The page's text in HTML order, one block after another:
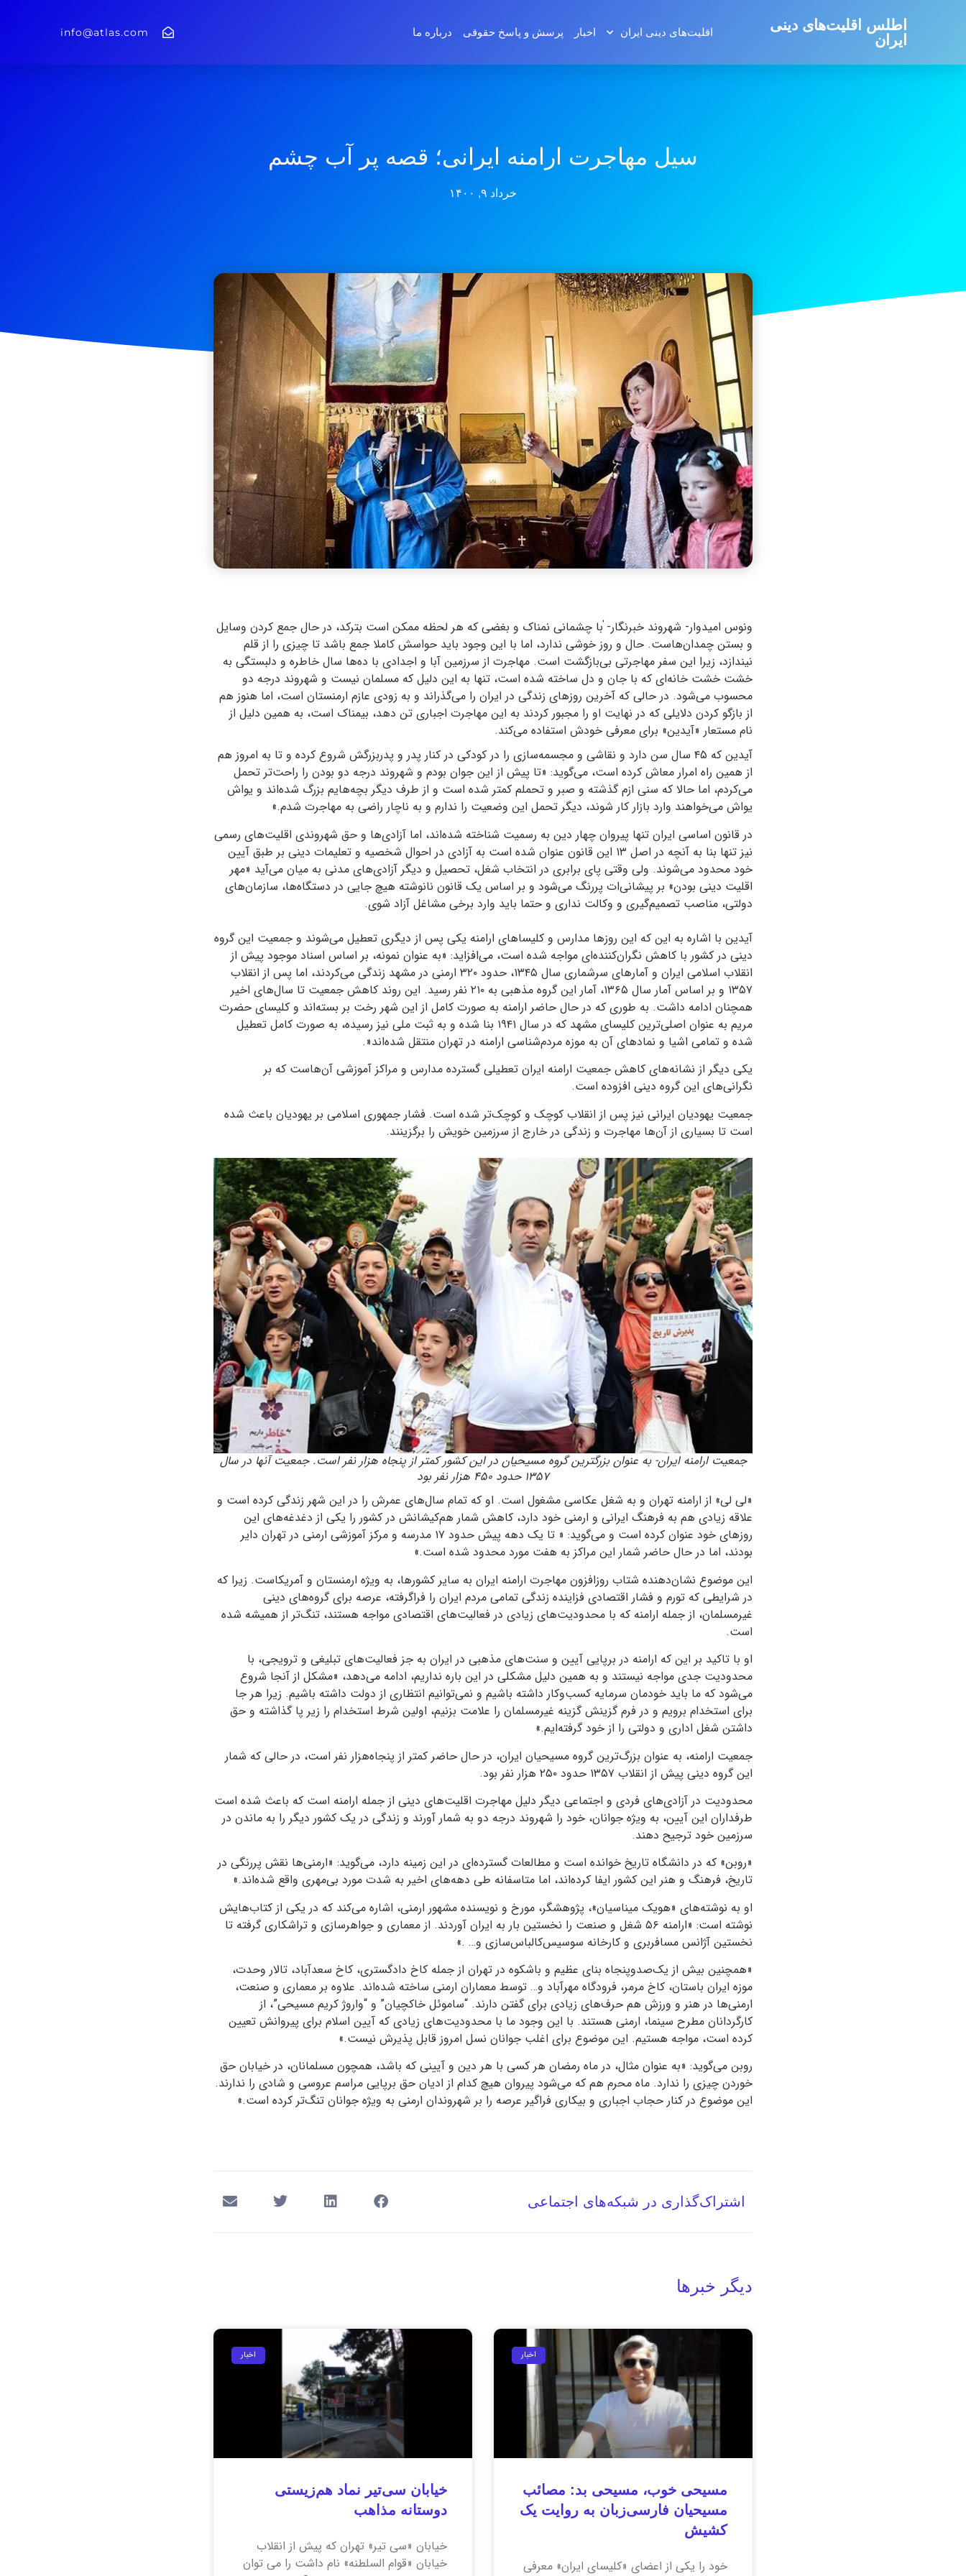
اطلس اقلیت‌های دینی
ایران
اقلیت‌های دینی ایران اخبار پرسش و پاسخ‌ حقوقی درباره ما info@atlas.com
سیل مهاجرت ارامنه ایرانی؛ قصه پر آب چشم
خرداد ۹, ۱۴۰۰
ونوس امیدوار- شهروند خبرنگار- ٰبا چشمانی نمناک و بغضی که هر لحظه ممکن است بترکد، در حال جمع کردن وسایل
و بستن چمدان‌هاست. حال و روز خوشی ندارد، اما با این وجود باید حواسش کاملا جمع باشد تا چیزی را از قلم
نیندازد، زیرا این سفر مهاجرتی بی‌بازگشت است. مهاجرت از سرزمین آبا و اجدادی با ده‌ها سال خاطره و دلبستگی به
خشت خشت خانه‌ای که با جان و دل ساخته شده است، تنها به این دلیل که مسلمان نیست و شهروند درجه دو
محسوب می‌شود. در حالی که آخرین روزهای زندگی در ایران را می‌گذراند و به زودی عازم ارمنستان است، اما هنوز هم
از بازگو کردن دلایلی که در نهایت او را مجبور کردند به این مهاجرت اجباری تن دهد، بیمناک است، به همین دلیل از
نام مستعار «آیدین» برای معرفی خودش استفاده می‌کند.
آیدین که ۴۵ سال سن دارد و نقاشی و مجسمه‌سازی را در کودکی در کنار پدر و پدربزرگش شروع کرده و تا به امروز هم
از همین راه امرار معاش کرده است، می‌گوید: «تا پیش از این جوان بودم و شهروند درجه دو بودن را راحت‌تر تحمل
می‌کردم، اما حالا که سنی ازم گذشته و صبر و تحملم کمتر شده است و از طرف دیگر بچه‌هایم بزرگ شده‌اند و یواش
یواش می‌خواهند وارد بازار کار شوند، دیگر تحمل این وضعیت را ندارم و به ناچار راضی به مهاجرت شدم.»
در قانون اساسی ایران تنها پیروان چهار دین به رسمیت شناخته شده‌اند، اما آزادی‌ها و حق شهروندی اقلیت‌های رسمی
نیز تنها بنا به آنچه در اصل ۱۳ این قانون عنوان شده است به آزادی در احوال شخصیه و تعلیمات دینی بر طبق آیین
خود محدود می‌شوند. ولی وقتی پای برابری در انتخاب شغل، تحصیل و دیگر آزادی‌های مدنی به میان می‌آید «مهر
اقلیت دینی بودن» بر پیشانی‌ات پررنگ می‌شود و بر اساس یک قانون نانوشته هیچ جایی در دستگاه‌ها، سازمان‌های
دولتی، مناصب تصمیم‌گیری و وکالت نداری و حتما باید وارد برخی مشاغل آزاد شوی.
آیدین با اشاره به این که این روزها مدارس و کلیساهای ارامنه یکی پس از دیگری تعطیل می‌شوند و جمعیت این گروه
دینی در کشور با کاهش نگران‌کننده‌ای مواجه شده است، می‌افزاید: «به عنوان نمونه، بر اساس اسناد موجود پیش از
انقلاب اسلامی ایران و آمارهای سرشماری سال ۱۳۴۵، حدود ۳۲۰ ارمنی در مشهد زندگی می‌کردند، اما پس از انقلاب
۱۳۵۷ و بر اساس آمار سال ۱۳۶۵، آمار این گروه مذهبی به ۲۱۰ نفر رسید. این روند کاهش جمعیت تا سال‌های اخیر
همچنان ادامه داشت. به طوری که در حال حاضر ارامنه به صورت کامل از این شهر رخت بر بسته‌اند و کلیسای حضرت
مریم به عنوان اصلی‌ترین کلیسای مشهد که در سال ۱۹۴۱ بنا شده و به ثبت ملی نیز رسیده، به صورت کامل تعطیل
شده و تمامی اشیا و نمادهای آن به موزه مردم‌شناسی ارامنه در تهران منتقل شده‌اند.»
یکی دیگر از نشانه‌های کاهش جمعیت ارامنه ایران تعطیلی گسترده مدارس و مراکز آموزشی آن‌هاست که بر
نگرانی‌های این گروه دینی افزوده است.
جمعیت یهودیان ایرانی نیز پس از انقلاب کوچک و کوچک‌تر شده است. فشار جمهوری اسلامی بر یهودیان باعث شده
است تا بسیاری از آن‌ها مهاجرت و زندگی در خارج از سرزمین خویش را برگزینند.
جمعیت ارامنه ایران- به عنوان بزرگترین گروه مسیحیان در این کشور کمتر از پنجاه هزار نفر است. جمعیت آنها در سال
۱۳۵۷ حدود ۴۵۰ هزار نفر بود
«لی لی» از ارامنه تهران و به شغل عکاسی مشغول است. او که تمام سال‌های عمرش را در این شهر زندگی کرده است و
علاقه زیادی هم به فرهنگ ایرانی و ارمنی خود دارد، کاهش شمار هم‌کیشانش در کشور را یکی از دغدغه‌های این
روزهای خود عنوان کرده است و می‌گوید: « تا یک دهه پیش حدود ۱۷ مدرسه و مرکز آموزشی ارمنی در تهران دایر
بودند، اما در حال حاضر شمار این مراکز به هفت مورد محدود شده است.»
این موضوع نشان‌دهنده شتاب روزافزون مهاجرت ارامنه ایران به سایر کشورها، به‌ ویژه ارمنستان و آمریکاست. زیرا که
در شرایطی که تورم و فشار اقتصادی فزاینده زندگی تمامی مردم ایران را فراگرفته، عرصه برای گروه‌های دینی
غیر‌مسلمان، از جمله ارامنه که با محدودیت‌های زیادی در فعالیت‌های اقتصادی مواجه هستند، تنگ‌تر از همیشه شده
است.
او با تاکید بر این که ارامنه در برپایی آیین و سنت‌های مذهبی در ایران به جز فعالیت‌های تبلیغی و ترویجی، با
محدودیت جدی مواجه نیستند و به همین دلیل مشکلی در این‌ باره نداریم، ادامه می‌دهد، «مشکل از آنجا شروع
می‌شود که ما باید خودمان سرمایه کسب‌وکار داشته باشیم و نمی‌توانیم انتظاری از دولت داشته باشیم. زیرا هر جا
برای استخدام برویم و در فرم گزینش گزینه غیرمسلمان را علامت بزنیم، اولین شرط استخدام را زیر پا گذاشته و حق
داشتن شغل اداری و دولتی را از خود گرفته‌ایم.»
جمعیت ارامنه، به عنوان بزرگ‌ترین گروه مسیحیان ایران، در حال حاضر کمتر از پنجاه‌هزار نفر است، در حالی‌ که شمار
این گروه دینی پیش از انقلاب ۱۳۵۷ حدود ۲۵۰ هزار نفر بود.
محدودیت در آزادی‌های فردی و اجتماعی دیگر دلیل مهاجرت اقلیت‌های دینی از جمله ارامنه است که باعث شده است
طرفداران این آیین، به‌ ویژه جوانان، خود را شهروند درجه دو به شمار آورند و زندگی در یک کشور دیگر را به ماندن در
سرزمین خود ترجیح دهند.
«روبن» که در دانشگاه تاریخ خوانده است و مطالعات گسترده‌ای در این زمینه دارد، می‌گوید: «ارمنی‌ها نقش پررنگی در
تاریخ، فرهنگ و هنر این کشور ایفا کرده‌اند، اما متاسفانه طی دهه‌های اخیر به شدت مورد بی‌مهری واقع شده‌اند.»
او به نوشته‌های «هویک میناسیان»، پژوهشگر، مورخ و نویسنده مشهور ارمنی، اشاره می‌کند که در یکی از کتاب‌هایش
نوشته است: «ارامنه ۵۶ شغل و صنعت را نخستین بار به ایران آوردند. از معماری و جواهرسازی و تراشکاری گرفته تا
نخستین آژانس مسافربری و کارخانه سوسیس‌کالباس‌سازی و… .»
«همچنین بیش از یک‌صدوپنجاه بنای عظیم و باشکوه در تهران از جمله کاخ دادگستری، کاخ سعدآباد، تالار وحدت،
موزه ایران باستان، کاخ مرمر، فرودگاه مهرآباد و… توسط معماران ارمنی ساخته شده‌اند. علاوه بر معماری و صنعت،
ارمنی‌ها در هنر و ورزش هم حرف‌های زیادی برای گفتن دارند. “ساموئل خاکچیان” و “واروژ کریم مسیحی”، از
کارگردانان مطرح سینما، ارمنی هستند. با این وجود ما با محدودیت‌های زیادی که آیین اسلام برای پیروانش تعیین
کرده است، مواجه هستیم. این موضوع برای اغلب جوانان نسل امروز قابل پذیرش نیست.»
روبن می‌گوید: «به عنوان مثال، در ماه رمضان هر کسی با هر دین و آیینی که باشد، همچون مسلمانان، در خیابان حق
خوردن چیزی را ندارد. ماه محرم هم که می‌شود پیروان هیچ کدام از ادیان حق برپایی مراسم عروسی و شادی را ندارند.
این موضوع در کنار حجاب اجباری و بیکاری فراگیر عرصه را بر شهروندان ارمنی به‌ ویژه جوانان تنگ‌تر کرده است.»
اشتراک‌گذاری در شبکه‌های اجتماعی
دیگر خبرها
اخبار
مسیحی خوب، مسیحی بد: مصائب
مسیحیان فارسی‌زبان به روایت یک
کشیش
خود را یکی از اعضای «کلیسای ایران» معرفی
اخبار
خیابان سی‌تیر نماد هم‌زیستی
دوستانه مذاهب
خیابان «سی تیر» تهران که پیش از انقلاب
خیابان «قوام السلطنه» نام داشت را می توان